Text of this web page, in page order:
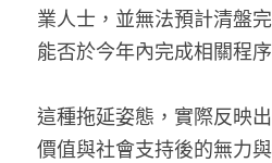
陳貴春大律師專欄
羅浚軒專欄
業人士，並無法預計清盤
能否於今年內完成相關程序
這種拖延姿態，實際反映
價值與社會支持後的無力